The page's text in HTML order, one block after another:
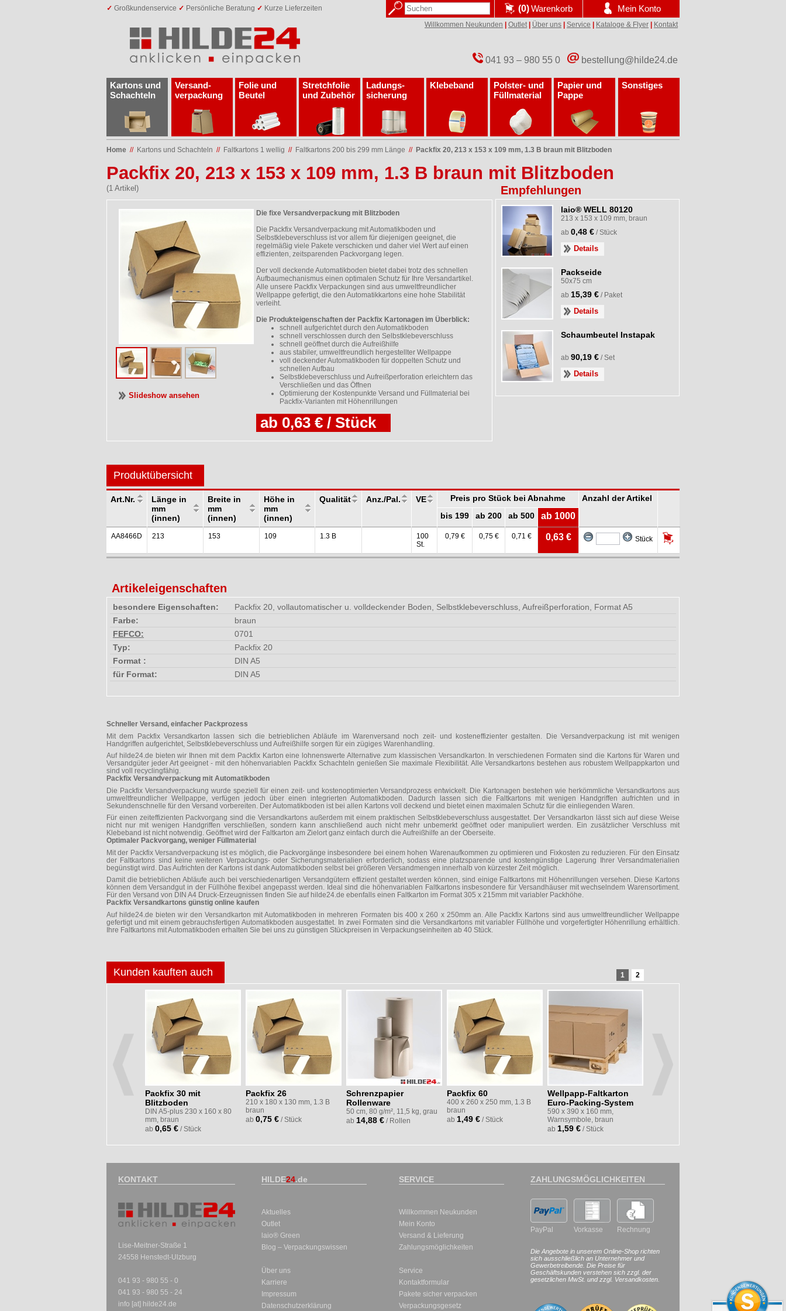
✓ Großkundenservice ✓ Persönliche Beratung ✓ Kurze Lieferzeiten
Willkommen Neukunden Outlet Über uns Service Kataloge & Flyer Kontakt
041 93 – 980 55 0 bestellung@hilde24.de
(0)Warenkorb Mein Konto
Kartons und
Schachteln
Versand­
verpackung
Folie und
Beutel
Stretchfolie
und Zubehör
Ladungs­
sicherung
Klebeband
Polster- und
Füllmaterial
Papier und
Pappe
Sonstiges
Home // Kartons und Schachteln // Faltkartons 1 wellig // Faltkartons 200 bis 299 mm Länge // Packfix 20, 213 x 153 x 109 mm, 1.3 B braun mit Blitzboden
Packfix 20, 213 x 153 x 109 mm, 1.3 B braun mit Blitzboden
(1 Artikel)
Slideshow ansehen
Die fixe Versandverpackung mit Blitzboden
Die Packfix Versandverpackung mit Automatikboden und
Selbstklebeverschluss ist vor allem für diejenigen geeignet, die
regelmäßig viele Pakete verschicken und daher viel Wert auf einen
effizienten, zeitsparenden Packvorgang legen.
Der voll deckende Automatikboden bietet dabei trotz des schnellen
Aufbaumechanismus einen optimalen Schutz für Ihre Versandartikel.
Alle unsere Packfix Verpackungen sind aus umweltfreundlicher
Wellpappe gefertigt, die den Automatikkartons eine hohe Stabilität
verleiht.
Die Produkteigenschaften der Packfix Kartonagen im Überblick:
schnell aufgerichtet durch den Automatikboden
schnell verschlossen durch den Selbstklebeverschluss
schnell geöffnet durch die Aufreißhilfe
aus stabiler, umweltfreundlich hergestellter Wellpappe
voll deckender Automatikboden für doppelten Schutz und
schnellen Aufbau
Selbstklebeverschluss und Aufreißperforation erleichtern das
Verschließen und das Öffnen
Optimierung der Kostenpunkte Versand und Füllmaterial bei
Packfix-Varianten mit Höhenrillungen
ab 0,63 € / Stück
Empfehlungen
laio® WELL 80120
213 x 153 x 109 mm, braun
ab 0,48 € / Stück
Details
Packseide
50x75 cm
ab 15,39 € / Paket
Details
Schaumbeutel Instapak
ab 90,19 € / Set
Details
Produktübersicht
Art.Nr.
Länge in
mm
(innen)
Breite in
mm
(innen)
Höhe in
mm
(innen)
Qualität Anz./Pal. VE Preis pro Stück bei Abnahme
Anzahl der Artikel
bis 199
ab 200 ab 500 ab 1000
AA8466D 213 153 109 1.3 B
100
St.
0,79 € 0,75 € 0,71 € 0,63 € Stück
Artikeleigenschaften
besondere Eigenschaften:
Packfix 20, vollautomatischer u. volldeckender Boden, Selbstklebeverschluss, Aufreißperforation, Format A5
Farbe:
braun
FEFCO:
0701
Typ:
Packfix 20
Format :
DIN A5
für Format:
DIN A5
Schneller Versand, einfacher Packprozess
Mit dem Packfix Versandkarton lassen sich die betrieblichen Abläufe im Warenversand noch zeit- und kosteneffizienter gestalten. Die Versandverpackung ist mit wenigen
Handgriffen aufgerichtet, Selbstklebeverschluss und Aufreißhilfe sorgen für ein zügiges Warenhandling.
Auf hilde24.de bieten wir Ihnen mit dem Packfix Karton eine lohnenswerte Alternative zum klassischen Versandkarton. In verschiedenen Formaten sind die Kartons für Waren und
Versandgüter jeder Art geeignet - mit den höhenvariablen Packfix Schachteln genießen Sie maximale Flexibilität. Alle Versandkartons bestehen aus robustem Wellpappkarton und
sind voll recyclingfähig.
Packfix Versandverpackung mit Automatikboden
Die Packfix Versandverpackung wurde speziell für einen zeit- und kostenoptimierten Versandprozess entwickelt. Die Kartonagen bestehen wie herkömmliche Versandkartons aus
umweltfreundlicher Wellpappe, verfügen jedoch über einen integrierten Automatikboden. Dadurch lassen sich die Faltkartons mit wenigen Handgriffen aufrichten und in
Sekundenschnelle für den Versand vorbereiten. Der Automatikboden ist bei allen Kartons voll deckend und bietet einen maximalen Schutz für die einliegenden Waren.
Für einen zeiteffizienten Packvorgang sind die Versandkartons außerdem mit einem praktischen Selbstklebeverschluss ausgestattet. Der Versandkarton lässt sich auf diese Weise
nicht nur mit wenigen Handgriffen verschließen, sondern kann anschließend auch nicht mehr unbemerkt geöffnet oder manipuliert werden. Ein zusätzlicher Verschluss mit
Klebeband ist nicht notwendig. Geöffnet wird der Faltkarton am Zielort ganz einfach durch die Aufreißhilfe an der Oberseite.
Optimaler Packvorgang, weniger Füllmaterial
Mit der Packfix Versandverpackung ist es möglich, die Packvorgänge insbesondere bei einem hohen Warenaufkommen zu optimieren und Fixkosten zu reduzieren. Für den Einsatz
der Faltkartons sind keine weiteren Verpackungs- oder Sicherungsmaterialien erforderlich, sodass eine platzsparende und kostengünstige Lagerung Ihrer Versandmaterialien
begünstigt wird. Das Aufrichten der Kartons ist dank Automatikboden selbst bei größeren Versandmengen innerhalb von kürzester Zeit möglich.
Damit die betrieblichen Abläufe auch bei verschiedenartigen Versandgütern effizient gestaltet werden können, sind einige Faltkartons mit Höhenrillungen versehen. Diese Kartons
können dem Versandgut in der Füllhöhe flexibel angepasst werden. Ideal sind die höhenvariablen Faltkartons insbesondere für Versandhäuser mit wechselndem Warensortiment.
Für den Versand von DIN A4 Druck-Erzeugnissen finden Sie auf hilde24.de ebenfalls einen Faltkarton im Format 305 x 215mm mit variabler Packhöhe.
Packfix Versandkartons günstig online kaufen
Auf hilde24.de bieten wir den Versandkarton mit Automatikboden in mehreren Formaten bis 400 x 260 x 250mm an. Alle Packfix Kartons sind aus umweltfreundlicher Wellpappe
gefertigt und mit einem gebrauchsfertigen Automatikboden ausgestattet. In zwei Formaten sind die Versandkartons mit variabler Füllhöhe und vorgefertigter Höhenrillung erhältlich.
Ihre Faltkartons mit Automatikboden erhalten Sie bei uns zu günstigen Stückpreisen in Verpackungseinheiten ab 40 Stück.
Kunden kauften auch
Packfix 30 mit
Blitzboden
DIN A5-plus 230 x 160 x 80
mm, braun
ab 0,65 € / Stück
Packfix 26
210 x 180 x 130 mm, 1.3 B
braun
ab 0,75 € / Stück
Schrenzpapier
Rollenware
50 cm, 80 g/m², 11,5 kg, grau
ab 14,88 € / Rollen
Packfix 60
400 x 260 x 250 mm, 1.3 B
braun
ab 1,49 € / Stück
Wellpapp-Faltkarton
Euro-Packing-System
590 x 390 x 160 mm,
Warnsymbole, braun
ab 1,59 € / Stück
1 2
KONTAKT
Lise-Meitner-Straße 1
24558 Henstedt-Ulzburg
041 93 - 980 55 - 0
041 93 - 980 55 - 24
info [at] hilde24.de
HILDE24.de
Aktuelles
Outlet
laio® Green
Blog – Verpackungswissen
Über uns
Karriere
Impressum
Datenschutzerklärung
SERVICE
Willkommen Neukunden
Mein Konto
Versand & Lieferung
Zahlungsmöglichkeiten
Service
Kontaktformular
Pakete sicher verpacken
Verpackungsgesetz
ZAHLUNGSMÖGLICHKEITEN
PayPal Vorkasse Rechnung
Die Angebote in unserem Online-Shop richten
sich ausschließlich an Unternehmer und
Gewerbetreibende. Die Preise für
Geschäftskunden verstehen sich zzgl. der
gesetzlichen MwSt. und zzgl. Versandkosten.